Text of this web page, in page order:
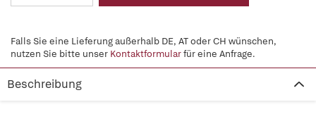
Falls Sie eine Lieferung außerhalb DE, AT oder CH wünschen,
nutzen Sie bitte unser Kontaktformularfür eine Anfrage.
Beschreibung